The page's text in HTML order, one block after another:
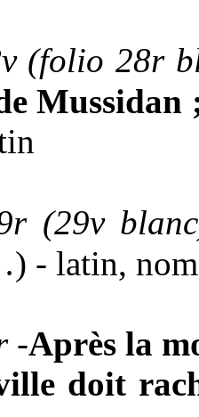
(folio 28r
(29v
- latin,
-Après la
doit